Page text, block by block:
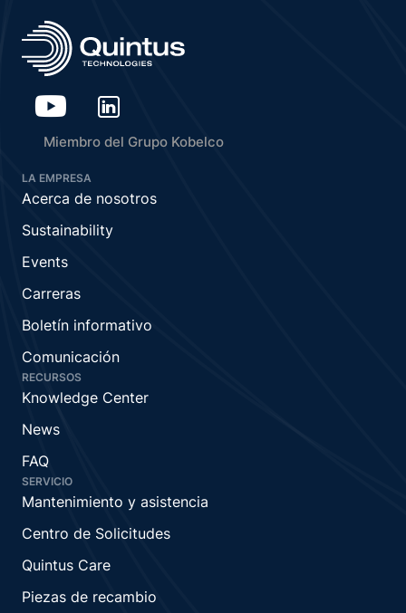
Miembro del Grupo Kobelco
LA EMPRESA
Acerca de nosotros
Sustainability
Events
Carreras
Boletín informativo
Comunicación
RECURSOS
Knowledge Center
News
FAQ
SERVICIO
Mantenimiento y asistencia
Centro de Solicitudes
Quintus Care
Piezas de recambio